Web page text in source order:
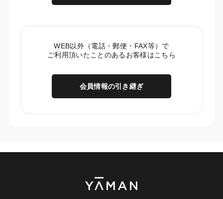
WEB以外（電話・郵便・FAX等）で
ご利用頂いたことのあるお客様はこちら
会員情報の引き継ぎ